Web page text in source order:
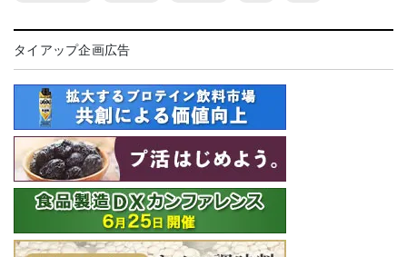
タイアップ企画広告